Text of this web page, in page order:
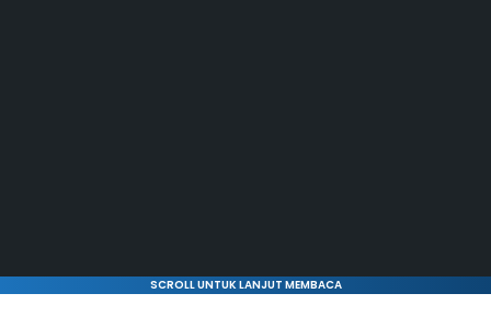
SCROLL UNTUK LANJUT MEMBACA